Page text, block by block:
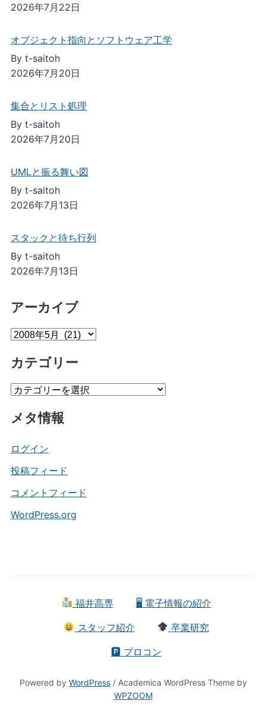
2026年7月22日
オブジェクト指向とソフトウェア工学
By t-saitoh
2026年7月20日
集合とリスト処理
By t-saitoh
2026年7月20日
UMLと振る舞い図
By t-saitoh
2026年7月13日
スタックと待ち行列
By t-saitoh
2026年7月13日
アーカイブ
ア
カ
ブ
カテゴリー
カ
ゴ
ー
メタ情報
ログイン
投稿フィード
コメントフィード
WordPress.org
福井高専 🖥 電子情報の紹介
スタッフ紹介 卒業研究
🅿 プロコン
Powered by WordPress/ Academica WordPress Theme by
WPZOOM